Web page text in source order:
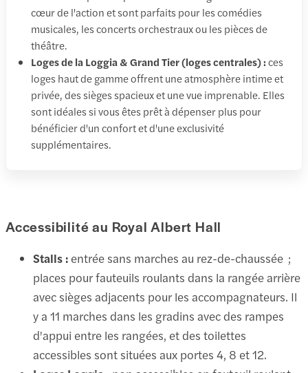
cœur de l'action et sont parfaits pour les comédies
musicales, les concerts orchestraux ou les pièces de
théâtre.
Loges de la Loggia & Grand Tier (loges centrales) :ces
loges haut de gamme offrent une atmosphère intime et
privée, des sièges spacieux et une vue imprenable. Elles
sont idéales si vous êtes prêt à dépenser plus pour
bénéficier d'un confort et d'une exclusivité
supplémentaires.
Accessibilité au Royal Albert Hall
Stalls : entrée sans marches au rez-de-chaussée ;
places pour fauteuils roulants dans la rangée arrière
avec sièges adjacents pour les accompagnateurs. Il
y a 11 marches dans les gradins avec des rampes
d'appui entre les rangées, et des toilettes
accessibles sont situées aux portes 4, 8 et 12.